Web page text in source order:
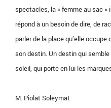
spectacles, la « femme au sac »
répond à un besoin de dire, de
parler de la place qu’elle
son destin. Un destin qui
soleil, qui porte en lui les
M. Piolat Soleymat